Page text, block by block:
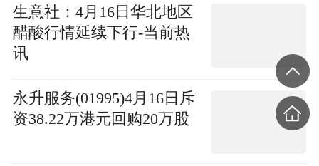
生意社：4月16日华北地区
醋酸行情延续下行-当前热
讯
永升服务(01995)4月16日斥
资38.22万港元回购20万股